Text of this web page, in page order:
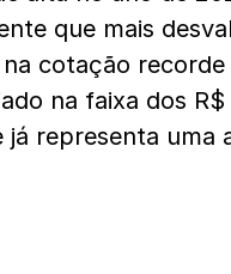
que mais
cotação recorde
na faixa dos R$
representa uma